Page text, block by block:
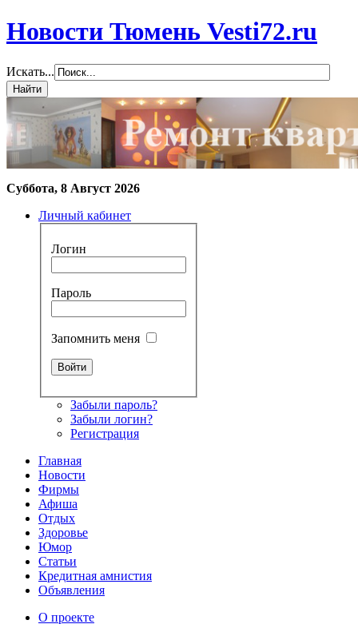
Новости Тюмень Vesti72.ru
Искать...
Суббота, 8 Август 2026
Личный кабинет
Логин
Пароль
Запомнить меня
Забыли пароль?
Забыли логин?
Регистрация
Главная
Новости
Фирмы
Афиша
Отдых
Здоровье
Юмор
Статьи
Кредитная амнистия
Объявления
О проекте